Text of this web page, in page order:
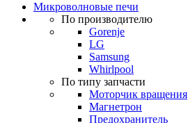
Микроволновые печи
По производителю
Gorenje
LG
Samsung
Whirlpool
По типу запчасти
Моторчик вращения
Магнетрон
Предохранитель